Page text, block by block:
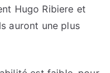
Hugo Ribiere et
auront une plus